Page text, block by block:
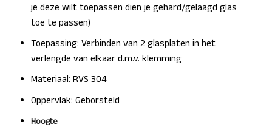
je deze wilt toepassen dien je gehard/gelaagd glas
toe te passen)
Toepassing: Verbinden van 2 glasplaten in het
verlengde van elkaar d.m.v. klemming
Materiaal: RVS 304
Oppervlak: Geborsteld
Hoogte